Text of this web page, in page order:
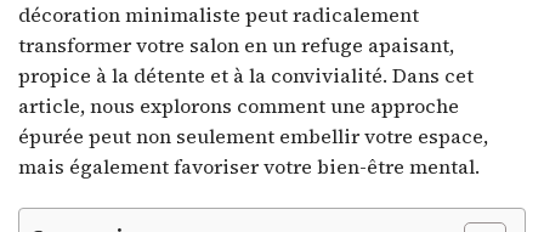
décoration minimaliste peut radicalement
transformer votre salon en un refuge apaisant,
propice à la détente et à la convivialité. Dans cet
article, nous explorons comment une approche
épurée peut non seulement embellir votre espace,
mais également favoriser votre bien-être mental.